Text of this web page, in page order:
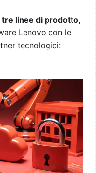
tre linee di prodotto,
Lenovo con le
tecnologici: